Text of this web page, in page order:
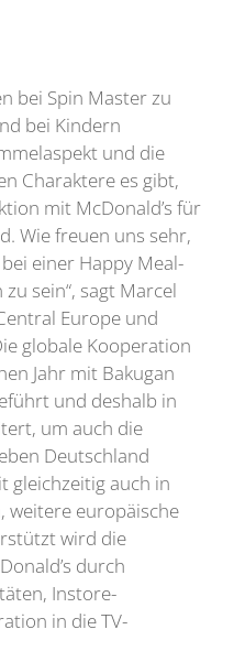
bei Spin Master zu
bei Kindern
und die
Charaktere es gibt,
mit McDonald’s für
Wie freuen uns sehr,
einer Happy Meal-
sein“, sagt Marcel
Europe und
globale Kooperation
Jahr mit Bakugan
und deshalb in
um auch die
Deutschland
gleichzeitig auch in
weitere europäische
wird die
durch
Instore-
in die TV-